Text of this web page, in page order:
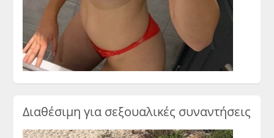
Διαθέσιμη για σεξουαλικές συναντήσεις